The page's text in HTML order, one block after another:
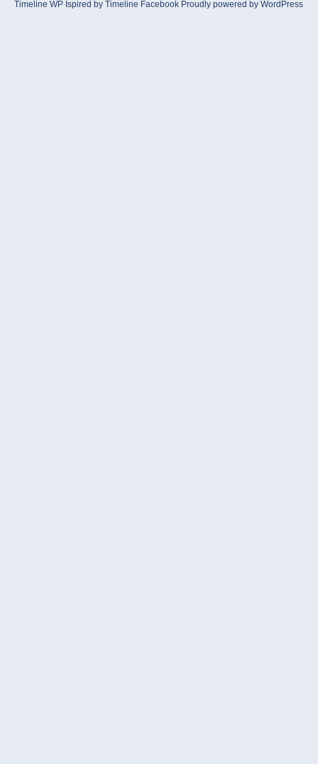
Timeline WP Ispired byTimeline Facebook Proudly powered by WordPress